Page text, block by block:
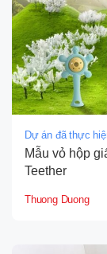
Dự án đã thực
Mẫu vỏ hộp
Teether
Thuong Duong